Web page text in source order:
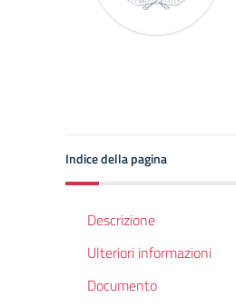
Indice della pagina
Descrizione
Ulteriori informazioni
Documento